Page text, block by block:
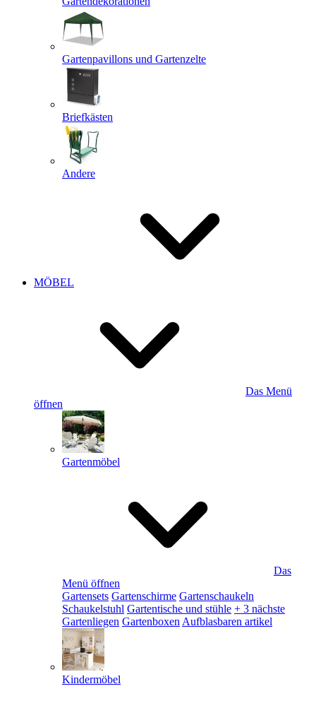
Gartenpavillons und Gartenzelte
Briefkästen
Andere
MÖBEL
Das Menü
öffnen
Gartenmöbel
Das
Menü öffnen
Gartensets Gartenschirme Gartenschaukeln
Schaukelstuhl Gartentische und stühle + 3 nächste
Gartenliegen Gartenboxen Aufblasbaren artikel
Kindermöbel